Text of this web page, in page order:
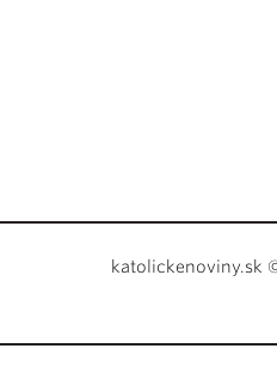
katolickenoviny.sk